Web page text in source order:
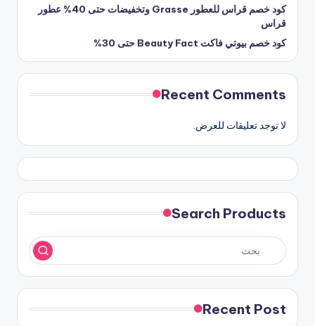
كود خصم قراس للعطور Grasse وتخفيضات حتى 40% عطور
قراس
كود خصم بيوتي فاكت Beauty Fact حتى 30%
Recent Comments
لا توجد تعليقات للعرض.
Search Products
Recent Post